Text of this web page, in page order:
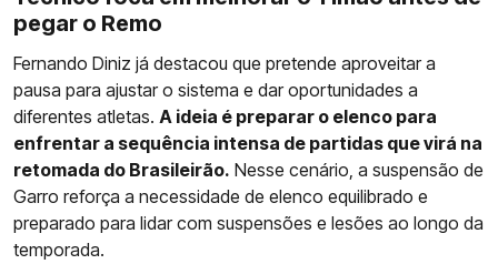
pegar o Remo
Fernando Diniz já destacou que pretende aproveitar a
pausa para ajustar o sistema e dar oportunidades a
diferentes atletas. A ideia é preparar o elenco para
enfrentar a sequência intensa de partidas que virá na
retomada do Brasileirão. Nesse cenário, a suspensão de
Garro reforça a necessidade de elenco equilibrado e
preparado para lidar com suspensões e lesões ao longo da
temporada.